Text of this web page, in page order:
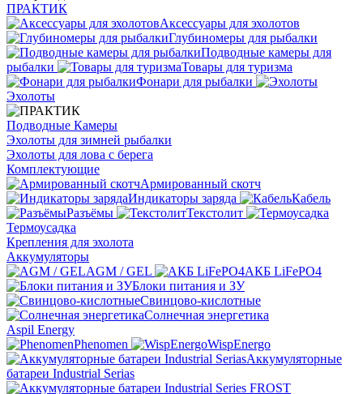
ПРАКТИК
Аксессуары для эхолотов
Глубиномеры для рыбалки
Подводные камеры для
рыбалки
Товары для туризма
Фонари для рыбалки
Эхолоты
Подводные Камеры
Эхолоты для зимней рыбалки
Эхолоты для лова с берега
Комплектующие
Армированный скотч
Индикаторы заряда
Кабель
Разъёмы
Текстолит
Термоусадка
Крепления для эхолота
Аккумуляторы
AGM / GEL
АКБ LiFePO4
Блоки питания и ЗУ
Свинцово-кислотные
Солнечная энергетика
Aspil Energy
Phenomen
WispEnergo
Аккумуляторные
батареи Industrial Serias